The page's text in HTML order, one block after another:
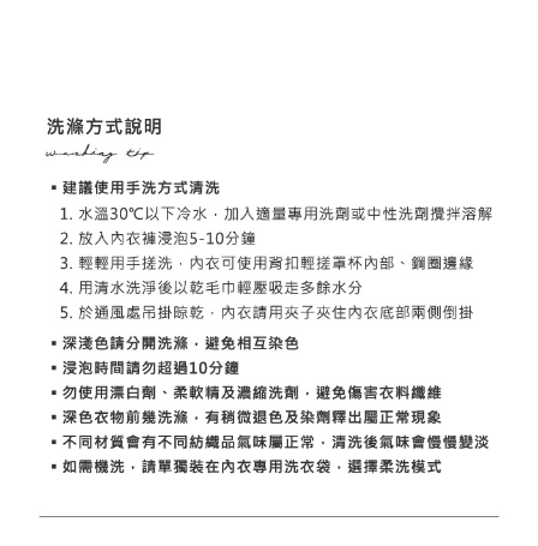
客戶支援中心」https://netprotections.freshdesk.com/support/home
【注意事項】
１．透過由恩沛科技股份有限公司提供之「AFTEE先享後付」服務完成之交
易，需依本服務之必要範圍內提供個人資料，並將交易相關給付款項請求債
權轉讓予恩沛科技股份有限公司。
２．關於個人資料處理事宜，請瀏覽以下網址：
https://aftee.tw/terms/#terms3
３．未成年的使用者請事先徵得法定代理人或監護人之同意方可使用
「AFTEE先享後付」，若未經同意申辦者引起之損失，本公司不負相關責
４．使用「AFTEE先享後付」時，將依據個別帳號之用戶狀況，依本公司即
時審查核予不同之上限額度；若仍有額度不足之情形，本公司將視審查結果
請求用戶進行身份認證。
５．嚴禁一人註冊多個帳號或使用他人資訊註冊。若發現惡意使用之情形，
恩沛科技股份有限公司將有權停止該用戶之使用額度並採取法律行動。
每筆NT$100，滿NT$1,000(含以上)免運費
郵寄
每筆NT$100，滿NT$1,000(含以上)免運費
海外配送 查看運費